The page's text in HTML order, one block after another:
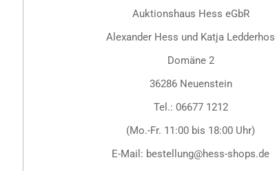
Auktionshaus Hess eGbR
Alexander Hess und Katja Ledderhos
Domäne 2
36286 Neuenstein
Tel.: 06677 1212
(Mo.-Fr. 11:00 bis 18:00 Uhr)
E-Mail: bestellung@hess-shops.de